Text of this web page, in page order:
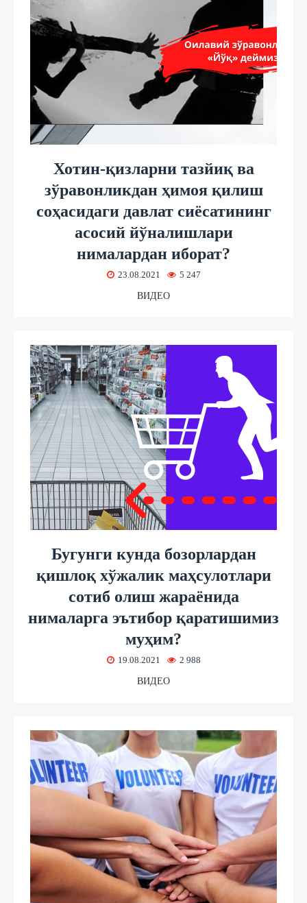
Хотин-қизларни тазйиқ ва
зўравонликдан ҳимоя қилиш
соҳасидаги давлат сиёсатининг
асосий йўналишлари
нималардан иборат?
23.08.2021 5 247
ВИДЕО
Бугунги кунда бозорлардан
қишлоқ хўжалик маҳсулотлари
сотиб олиш жараёнида
нималарга эътибор қаратишимиз
муҳим?
19.08.2021 2 988
ВИДЕО